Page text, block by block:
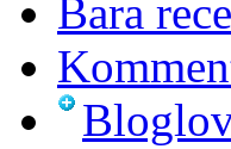
Bara